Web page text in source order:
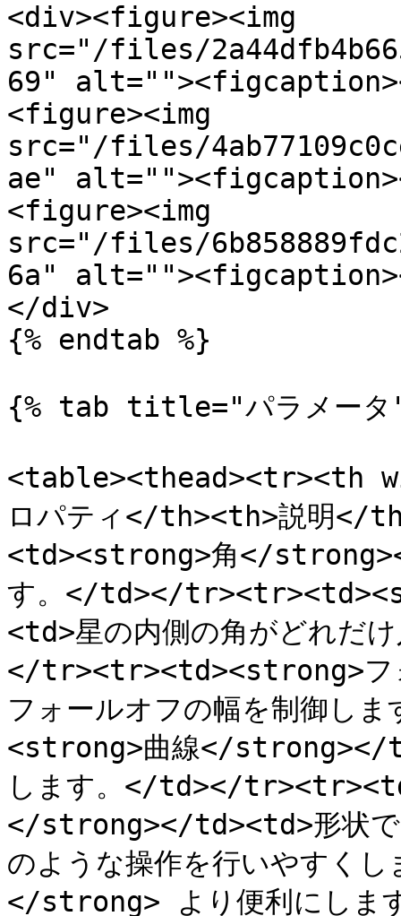
<div><figure><img
src="/files/
69"
<figure><img
src="/files/
ae"
<figure><img
src="/files/
6a"
</div>
{% endtab %}
{% tab title="パラメータ
<table><thead><tr><th
ロパティ</th><th>説明
<td><strong>角</
す。</td></
<td>星の内側の角がどれだ
</tr><tr><td><strong>フ
フォールオフの幅を制御
<strong>曲線</strong></
します。</td></
</strong></td><td>形状で
のような操作を行いやすく
</strong> より便利にし